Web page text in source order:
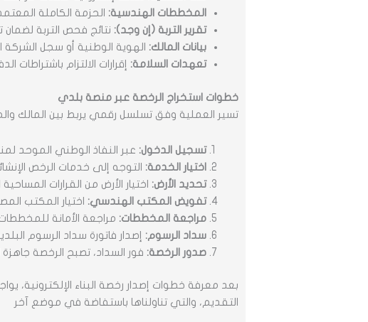
المخططات الهندسية: الحزمة الكاملة
تقرير التربة (إن وجد): نتائج فحص التربة
بيانات المالك: الهوية الوطنية أو سجل
تعهدات السلامة: إقرارات الالتزام باشتراطات
خطوات استخراج الرخصة عبر منصة بلدي
تسير العملية وفق تسلسل رقمي يربط بين المالك
تسجيل الدخول: عبر النفاذ الوطني الموحد
اختيار الخدمة: التوجه إلى خدمات الرخص
تحديد الأرض: اختيار الأرض من القرارات
تفويض المكتب الهندسي: اختيار المكتب
مراجعة المخططات: مراجعة الأمانة
سداد الرسوم: إصدار فاتورة سداد الرسوم
صدور الرخصة: فور السداد، تصبح الرخصة
بعد معرفة خطوات إصدار رخصة البناء الإلكترونية،
التقديم، والتي تناولناها باستفاضة في موضع آخر